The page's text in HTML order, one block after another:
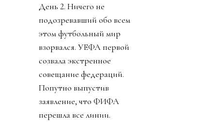
День 2. Ничего не
подозревавший обо всем
этом футбольный мир
взорвался. УЕФА первой
созвала экстренное
совещание федераций.
Попутно выпустив
заявление, что ФИФА
перешла все линии.